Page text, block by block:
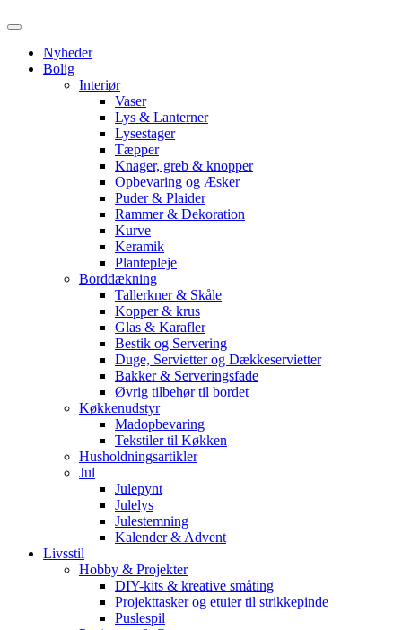
Nyheder
Bolig
Interiør
Vaser
Lys & Lanterner
Lysestager
Tæpper
Knager, greb & knopper
Opbevaring og Æsker
Puder & Plaider
Rammer & Dekoration
Kurve
Keramik
Plantepleje
Borddækning
Tallerkner & Skåle
Kopper & krus
Glas & Karafler
Bestik og Servering
Duge, Servietter og Dækkeservietter
Bakker & Serveringsfade
Øvrig tilbehør til bordet
Køkkenudstyr
Madopbevaring
Tekstiler til Køkken
Husholdningsartikler
Jul
Julepynt
Julelys
Julestemning
Kalender & Advent
Livsstil
Hobby & Projekter
DIY-kits & kreative småting
Projekttasker og etuier til strikkepinde
Puslespil